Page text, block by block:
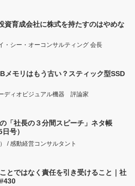
育成会社に株式を持たすのはやめな
・シー・オーコンサルティング 会長
モリはもう古い？スティック型SSD
ディオビジュアル機器 評論家
「社長の３分間スピーチ」ネタ帳
号）
/ 感動経営コンサルタント
とではなく責任を引き受けること｜社